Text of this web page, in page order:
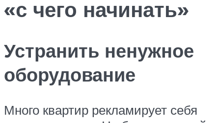
«с чего начинать»
Устранить ненужное
оборудование
Много квартир рекламирует себя